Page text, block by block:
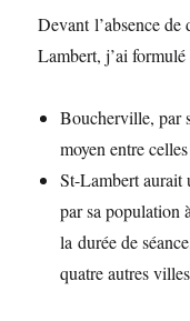
Devant l’absence
Lambert, j’ai
Boucherville, par
moyen entre
St-Lambert aurait
par sa population
la durée de
quatre autres